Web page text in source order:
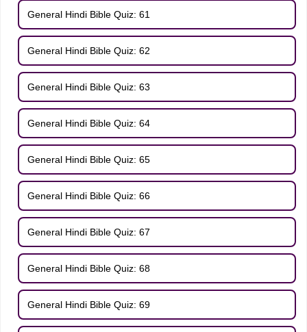
General Hindi Bible Quiz: 61
General Hindi Bible Quiz: 62
General Hindi Bible Quiz: 63
General Hindi Bible Quiz: 64
General Hindi Bible Quiz: 65
General Hindi Bible Quiz: 66
General Hindi Bible Quiz: 67
General Hindi Bible Quiz: 68
General Hindi Bible Quiz: 69